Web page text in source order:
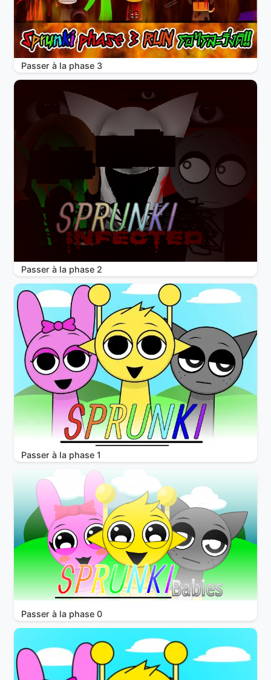
Passer à la phase 3
Passer à la phase 2
Passer à la phase 1
Passer à la phase 0